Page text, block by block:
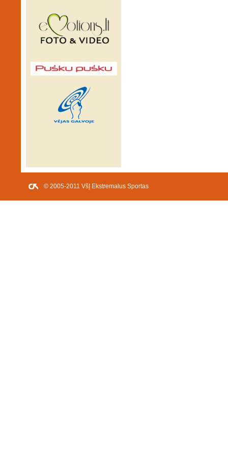
© 2005-2011 VšĮ Ekstremalus Sportas